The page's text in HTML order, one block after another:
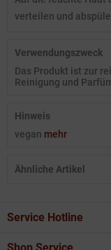
verteilen und
Verwendungszweck
Das Produkt ist zur
Reinigung und
Hinweis
vegan mehr
Ähnliche Artikel
Service Hotline